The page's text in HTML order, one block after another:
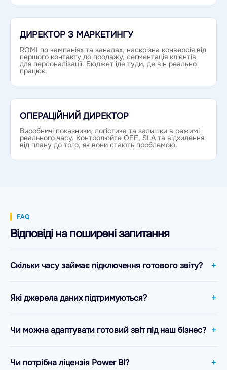
ДИРЕКТОР З МАРКЕТИНГУ
ROMI по кампаніях та каналах, наскрізна конверсія від
першого контакту до продажу, сегментація клієнтів
для персоналізації. Бюджет іде туди, де він реально
працює.
ОПЕРАЦІЙНИЙ ДИРЕКТОР
Виробничі показники, логістика та залишки в режимі
реального часу. Контролюйте OEE, SLA та відхилення
від плану до того, як вони стають проблемою.
FAQ
Відповіді на поширені запитання
Скільки часу займає підключення готового звіту?
Які джерела даних підтримуються?
Чи можна адаптувати готовий звіт під наш бізнес?
Чи потрібна ліцензія Power BI?